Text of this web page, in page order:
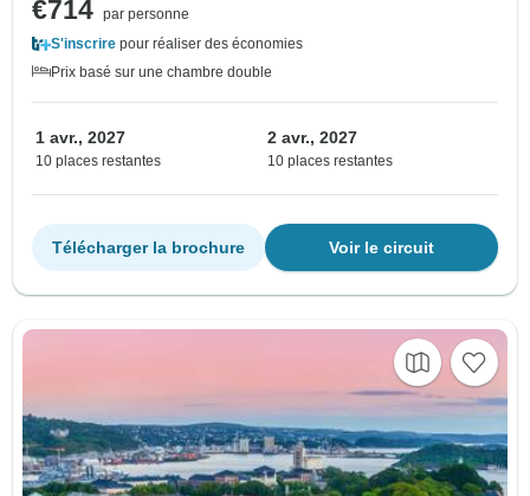
€714 par personne
S'inscrire pour réaliser des économies
Prix basé sur une chambre double
1 avr., 2027
10 places restantes
2 avr., 2027
10 places restantes
Voir le circuit
Télécharger la brochure